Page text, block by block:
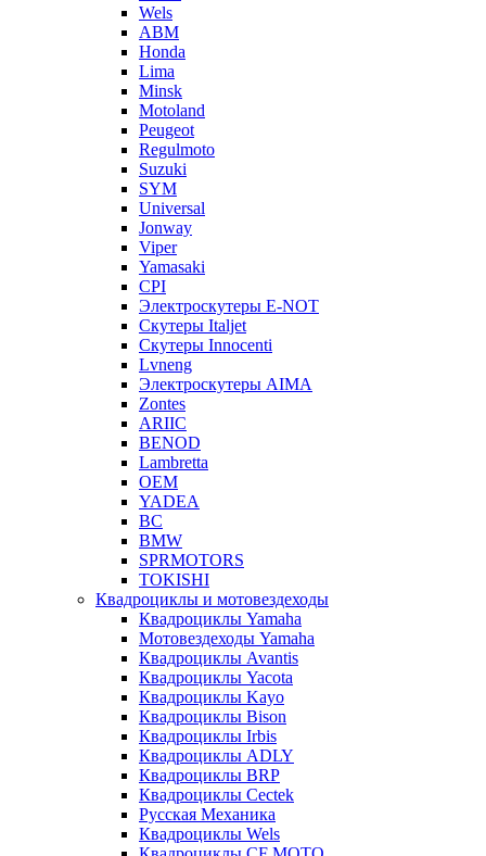
Wels
ABM
Honda
Lima
Minsk
Motoland
Peugeot
Regulmoto
Suzuki
SYM
Universal
Jonway
Viper
Yamasaki
CPI
Электроскутеры E-NOT
Скутеры Italjet
Скутеры Innocenti
Lvneng
Электроскутеры AIMA
Zontes
ARIIC
BENOD
Lambretta
OEM
YADEA
BC
BMW
SPRMOTORS
TOKISHI
Квадроциклы и мотовездеходы
Квадроциклы Yamaha
Мотовездеходы Yamaha
Квадроциклы Avantis
Квадроциклы Yacota
Квадроциклы Kayo
Квадроциклы Bison
Квадроциклы Irbis
Квадроциклы ADLY
Квадроциклы BRP
Квадроциклы Cectek
Русская Механика
Квадроциклы Wels